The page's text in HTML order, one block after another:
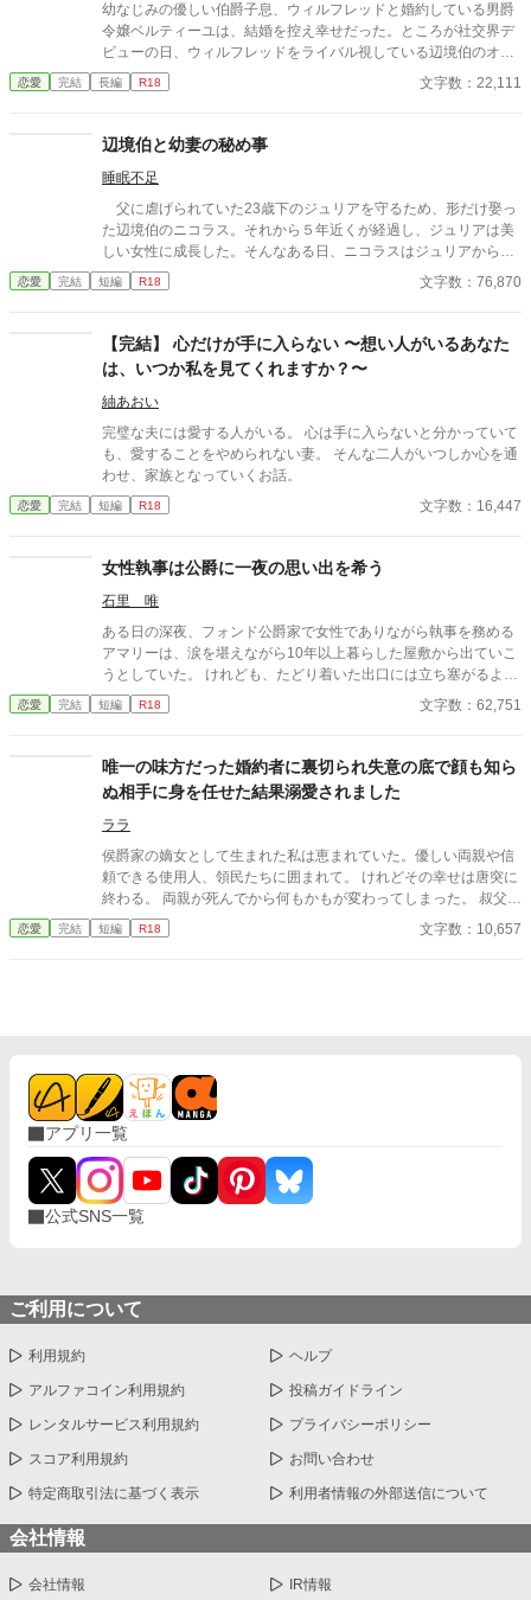
幼なじみの優しい伯爵子息、ウィルフレッドと婚約している男爵
令嬢ベルティーユは、結婚を控え幸せだった。ところが社交界デ
ビューの日、ウィルフレッドをライバル視している辺境伯のオー
スティンに出会う。翌日ベルティーユの屋敷を訪れたオースティ
ンは、彼女を手に入れようと画策し……。 清白妙様、砂月美乃様
恋愛 完結 長編 R18 文字数：22,111
辺境伯と幼妻の秘め事
睡眠不足
父に虐げられていた23歳下のジュリアを守るため、形だけ娶っ
た辺境伯のニコラス。それから５年近くが経過し、ジュリアは美
しい女性に成長した。そんなある日、ニコラスはジュリアから本
当の妻にしてほしいと迫られる。 途中まで書いていた話のスト
ックが無くなったので、本来書きたかったヒロインが成長した後
ても全く問題ありません。 ＊15歳で成人となる世界です。 ＊異
世界な上にヒーローは人外の血を引いています。 ＊なかなか本番
にいきません
恋愛 完結 短編 R18 文字数：76,870
【完結】 心だけが手に入らない 〜想い人がいるあなた
は、いつか私を見てくれますか？〜
紬あおい
完璧な夫には愛する人がいる。 心は手に入らないと分かっていて
も、愛することをやめられない妻。 そんな二人がいつしか心を通
わせ、家族となっていくお話。
恋愛 完結 短編 R18 文字数：16,447
女性執事は公爵に一夜の思い出を希う
石里 唯
ある日の深夜、フォンド公爵家で女性でありながら執事を務める
アマリーは、涙を堪えながら10年以上暮らした屋敷から出ていこ
うとしていた。 けれども、たどり着いた出口には立ち塞がるよう
に佇む人影があった。 それは、アマリーが逃げ出したかった相
手、フォンド公爵リチャードその人だった。 本編4話、結婚式編1
恋愛 完結 短編 R18 文字数：62,751
唯一の味方だった婚約者に裏切られ失意の底で顔も知ら
ぬ相手に身を任せた結果溺愛されました
ララ
侯爵家の嫡女として生まれた私は恵まれていた。優しい両親や信
頼できる使用人、領民たちに囲まれて。 けれどその幸せは唐突に
終わる。 両親が死んでから何もかもが変わってしまった。 叔父を
名乗る家族に騙され、奪われた。 今では使用人以下の生活を強い
られている。そんな中で唯一の味方だった婚約者にまで裏切られ
恋愛 完結 短編 R18 文字数：10,657
アプリ一覧
公式SNS一覧
ご利用について
利用規約 ヘルプ
アルファコイン利用規約 投稿ガイドライン
レンタルサービス利用規約 プライバシーポリシー
スコア利用規約 お問い合わせ
特定商取引法に基づく表示 利用者情報の外部送信について
会社情報
会社情報 IR情報